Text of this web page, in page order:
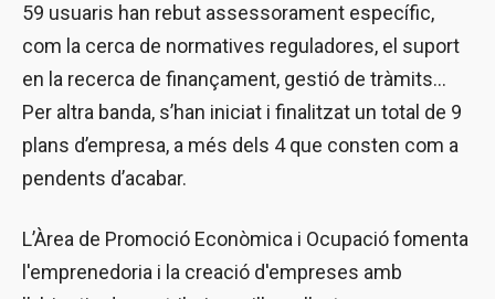
59 usuaris han rebut assessorament específic,
com la cerca de normatives reguladores, el suport
en la recerca de finançament, gestió de tràmits...
Per altra banda, s’han iniciat i finalitzat un total de 9
plans d’empresa, a més dels 4 que consten com a
pendents d’acabar.
L’Àrea de Promoció Econòmica i Ocupació fomenta
l'emprenedoria i la creació d'empreses amb